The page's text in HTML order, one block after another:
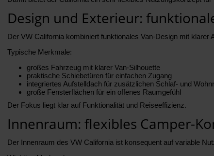
Design und Exterieur:
Der VW California kombiniert funktionales Van-Design mit klarer
Typische Merkmale:
großes Fahrzeug mit klarer Van-Silhouette
praktische Schiebetüren für einfachen Zugang
integriertes Aufstelldach für zusätzlichen Schlaf- und
große Fensterflächen für ein offenes Raumgefühl
Der Fokus liegt klar auf Funktionalität und Reiseeffizienz.
Innenraum: flexibles Camper-
Der Innenraum des VW California ist konsequent auf variable